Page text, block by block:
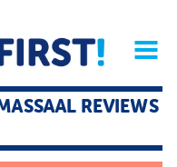
Magazine
REVIEWS